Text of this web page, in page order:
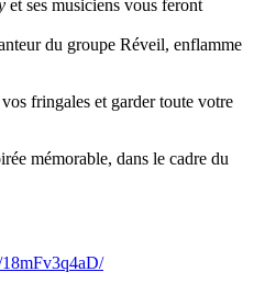
et ses musiciens vous feront
du groupe Réveil, enflamme
fringales et garder toute votre
mémorable, dans le cadre du